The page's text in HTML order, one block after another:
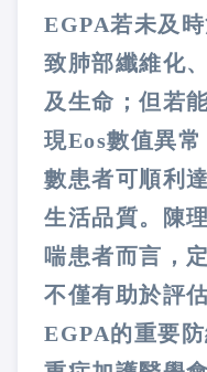
EGPA若未及
致肺部纖維化
及生命；但若
現Eos數值異
數患者可順利
生活品質。陳
喘患者而言，
不僅有助於評
EGPA的重要